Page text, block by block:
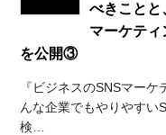
べきことと
マーケテ
を公開③
『ビジネスのSNSマー
んな企業でもやりやすい
検…